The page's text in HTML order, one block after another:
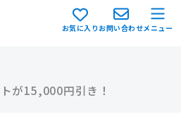
お気に入りお問い合わせメニュー
が15,000円引き！